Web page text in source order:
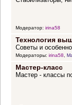
Модератор: irina58
Технология
Советы и
Модераторы: irina58,
Мастер-класс
Мастер - классы